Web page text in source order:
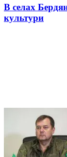
В селах
культури